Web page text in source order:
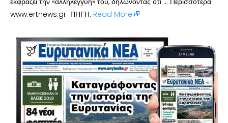
www.ertnews.gr ΠΗΓΗ: Read More